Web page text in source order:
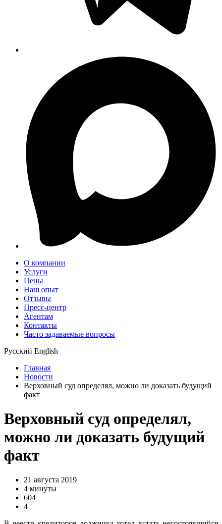
О компании
Услуги
Цены
Наш опыт
Отзывы
Пресс-центр
Агентам
Контакты
Часто задаваемые вопросы
Русский English
Главная
Новости
Верховный суд определял, можно ли доказать будущий
факт
Верховный суд определял,
можно ли доказать будущий
факт
21 августа 2019
4 минуты
604
4